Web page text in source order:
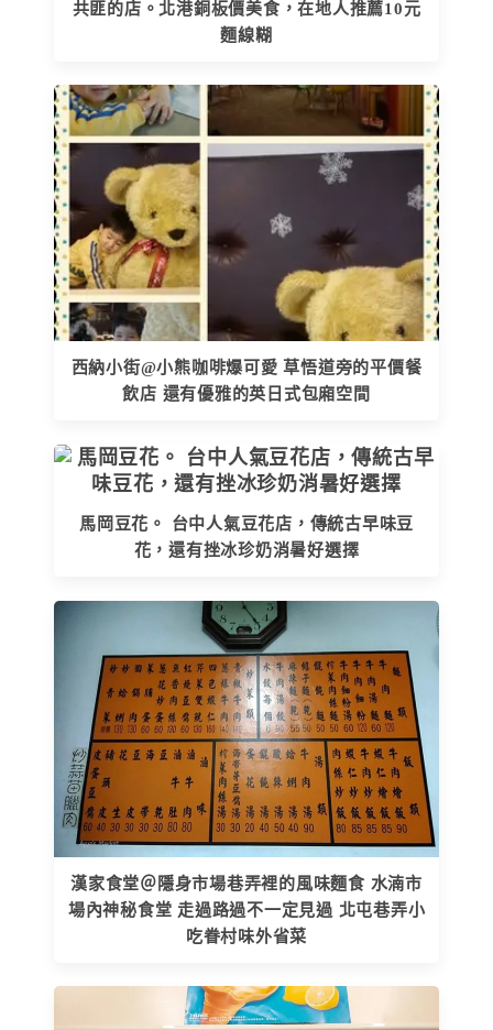
共匪的店。北港銅板價美食，在地人推薦10元
麵線糊
西納小街@小熊咖啡爆可愛 草悟道旁的平價餐
飲店 還有優雅的英日式包廂空間
馬岡豆花。 台中人氣豆花店，傳統古早味豆
花，還有挫冰珍奶消暑好選擇
漢家食堂＠隱身市場巷弄裡的風味麵食 水湳市
場內神秘食堂 走過路過不一定見過 北屯巷弄小
吃眷村味外省菜